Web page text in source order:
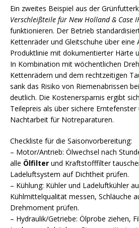
Ein zweites Beispiel aus der
Verschleißteile für New Holland & Case
funktionieren. Der Betrieb
Kettenräder und Gleitschuhe über eine
Produktlinie mit dokumentierter Härte
In Kombination mit wöchentlichen
Kettenrädern und dem rechtzeitigen
sank das Risiko von Riemenabrissen
deutlich. Die Kostenersparnis ergibt
Teilepreis als über sichere
Nachtarbeit für Notreparaturen.
Checkliste für die Saisonvorbereitung:
– Motor/Antrieb: Ölwechsel nach
alle Ölfilter und Kraftstofffilter
Ladeluftsystem auf Dichtheit prüfen.
– Kühlung: Kühler und Ladeluftkühler
Kühlmittelqualität messen, Schläuche
Drehmoment prüfen.
– Hydraulik/Getriebe: Ölprobe ziehen,